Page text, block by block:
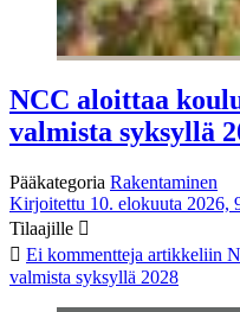
NCC aloittaa
valmista syksyllä
Pääkategoria Rakentaminen
Kirjoitettu 10. elokuuta 2026,
Tilaajille
Ei kommentteja artikkeliin
valmista syksyllä 2028